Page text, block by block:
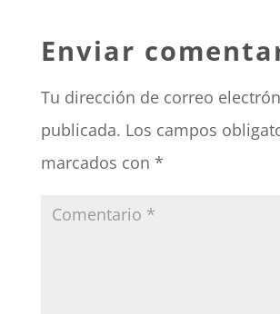
Enviar
Tu dirección de correo
publicada. Los campos
marcados con *